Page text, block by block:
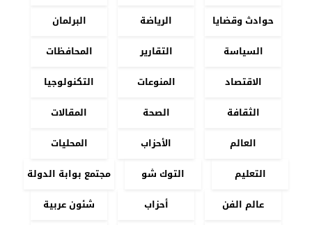
حوادث وقضايا
الرياضة
البرلمان
السياسة
التقارير
المحافظات
الاقتصاد
المنوعات
التكنولوجيا
الثقافة
الصحة
المقالات
العالم
الأحزاب
المحليات
التعليم
التوك شو
مجتمع بوابة الدولة
عالم الفن
أحزاب شئون عربية